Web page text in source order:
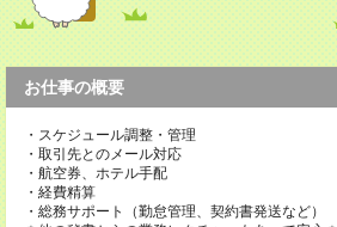
お仕事の概要
・スケジュール調整・管理
・取引先とのメール対応
・航空券、ホテル手配
・経費精算
・総務サポート（勤怠管理、契約書発送など）